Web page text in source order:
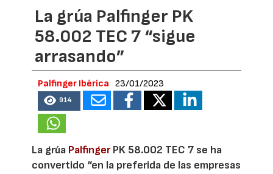
La grúa Palfinger PK
58.002 TEC 7 “sigue
arrasando”
Palfinger Ibérica 23/01/2023
914
La grúa PalfingerPK 58.002 TEC 7 se ha
convertido “en la preferida de las empresas